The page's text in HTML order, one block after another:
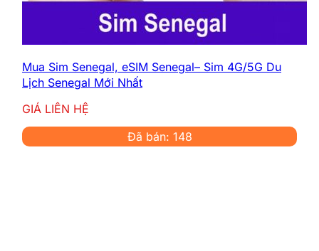
Mua Sim Senegal, eSIM Senegal– Sim 4G/5G Du
Lịch Senegal Mới Nhất
GIÁ LIÊN HỆ
Đã bán: 148